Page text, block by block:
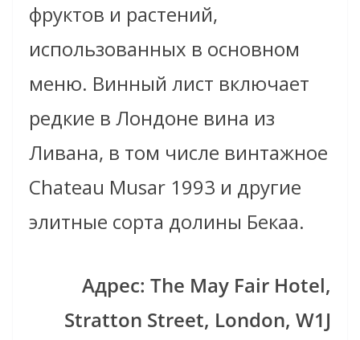
фруктов и растений,
использованных в основном
меню. Винный лист включает
редкие в Лондоне вина из
Ливана, в том числе винтажное
Chateau Musar 1993 и другие
элитные сорта долины Бекаа.
Адрес: The May Fair Hotel,
Stratton Street, London, W1J